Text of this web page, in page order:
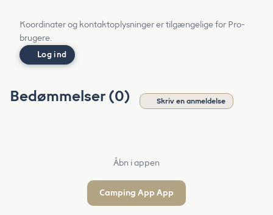
Koordinater og kontaktoplysninger er tilgængelige for Pro-
brugere.
Log ind
Bedømmelser (0) Skriv en anmeldelse
Åbn i appen
Camping App App